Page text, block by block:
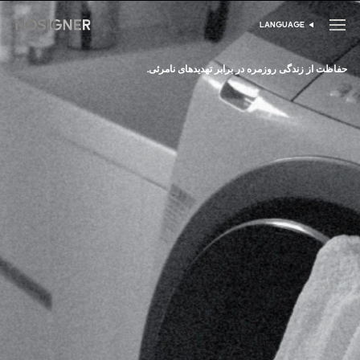
خانه انتخاب زبان
LANGUAGE
حفاظت از زندگی روزمره در برابر تهدیدهای نامرئی.